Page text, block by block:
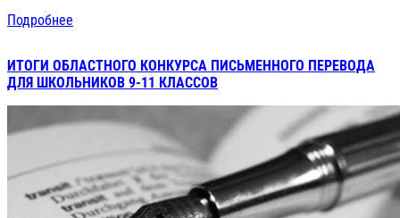
Подробнее
ИТОГИ ОБЛАСТНОГО КОНКУРСА ПИСЬМЕННОГО ПЕРЕВОДА
ДЛЯ ШКОЛЬНИКОВ 9-11 КЛАССОВ